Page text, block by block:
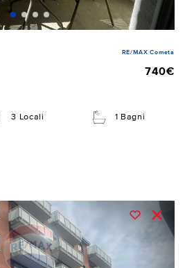
RE/MAX Cometa
740€
3 Locali 1 Bagni